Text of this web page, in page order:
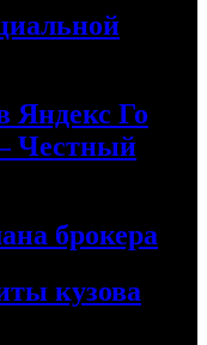
Яндекс Го
Честный
брокера
кузова